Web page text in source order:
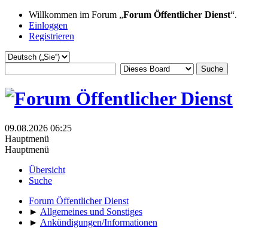
Willkommen im Forum „Forum Öffentlicher Dienst“.
Einloggen
Registrieren
09.08.2026 06:25
Hauptmenü
Hauptmenü
Übersicht
Suche
Forum Öffentlicher Dienst
► Allgemeines und Sonstiges
► Ankündigungen/Informationen